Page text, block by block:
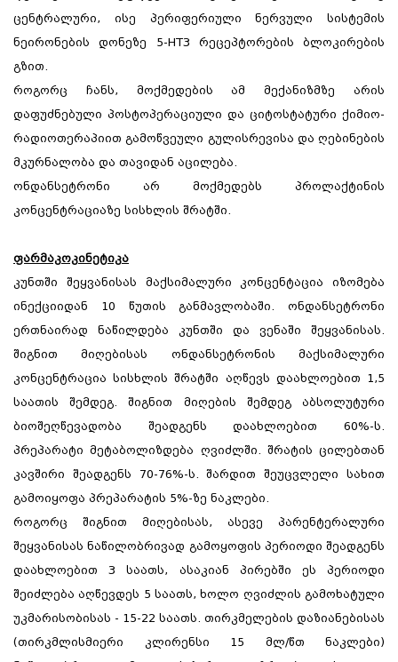
ცენტრალური, ისე პერიფერიული ნერვული სისტემის
ნეირონების დონეზე 5-HT3 რეცეპტორების ბლოკირების
გზით.
როგორც ჩანს, მოქმედების ამ მექანიზმზე არის
დაფუძნებული პოსტოპერაციული და ციტოსტატური ქიმიო-
რადიოთერაპიით გამოწვეული გულისრევისა და ღებინების
მკურნალობა და თავიდან აცილება.
ონდანსეტრონი არ მოქმედებს პროლაქტინის
კონცენტრაციაზე სისხლის შრატში.
ფარმაკოკინეტიკა
კუნთში შეყვანისას მაქსიმალური კონცენტაცია იზომება
ინექციიდან 10 წუთის განმავლობაში. ონდანსეტრონი
ერთნაირად ნაწილდება კუნთში და ვენაში შეყვანისას.
შიგნით მიღებისას ონდანსეტრონის მაქსიმალური
კონცენტრაცია სისხლის შრატში აღწევს დაახლოებით 1,5
საათის შემდეგ. შიგნით მიღების შემდეგ აბსოლუტური
ბიოშეღწევადობა შეადგენს დაახლოებით 60%-ს.
პრეპარატი მეტაბოლიზდება ღვიძლში. შრატის ცილებთან
კავშირი შეადგენს 70-76%-ს. შარდით შეუცვლელი სახით
გამოიყოფა პრეპარატის 5%-ზე ნაკლები.
როგორც შიგნით მიღებისას, ასევე პარენტერალური
შეყვანისას ნაწილობრივად გამოყოფის პერიოდი შეადგენს
დაახლოებით 3 საათს, ასაკიან პირებში ეს პერიოდი
შეიძლება აღწევდეს 5 საათს, ხოლო ღვიძლის გამოხატული
უკმარისობისას - 15-22 საათს. თირკმელების დაზიანებისას
(თირკმლისმიერი კლირენსი 15 მლ/წთ ნაკლები)